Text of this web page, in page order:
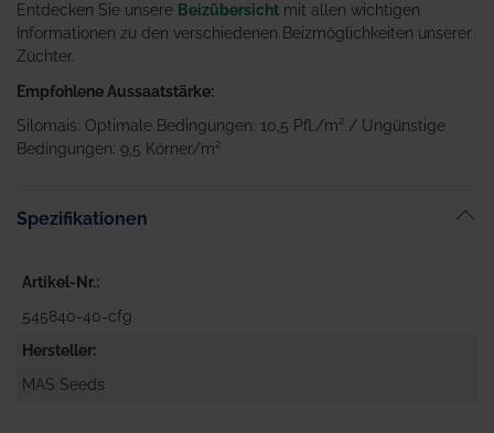
Entdecken Sie unsere Beizübersicht mit allen wichtigen
Informationen zu den verschiedenen Beizmöglichkeiten unserer
Züchter.
Empfohlene Aussaatstärke:
Silomais: Optimale Bedingungen: 10,5 Pfl./m² / Ungünstige
Bedingungen: 9,5 Körner/m²
Spezifikationen
Artikel-Nr.
545840-40-cfg
Hersteller
MAS Seeds